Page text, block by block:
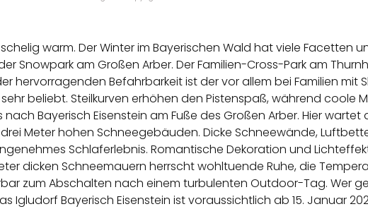
warm. Der Winter im Bayerischen Wald hat viele Facetten
Snowpark am Großen Arber. Der Familien-Cross-Park am
hervorragenden Befahrbarkeit ist der vor allem bei Familien mit
beliebt. Steilkurven erhöhen den Pistenspaß, während coole
Bayerisch Eisenstein am Fuße des Großen Arber. Hier
Meter hohen Schneegebäuden. Dicke Schneewände,
Schlaferlebnis. Romantische Dekoration und
dicken Schneemauern herrscht wohltuende Ruhe, die
zum Abschalten nach einem turbulenten Outdoor-Tag. Wer
Igludorf Bayerisch Eisenstein ist voraussichtlich ab 15. Januar